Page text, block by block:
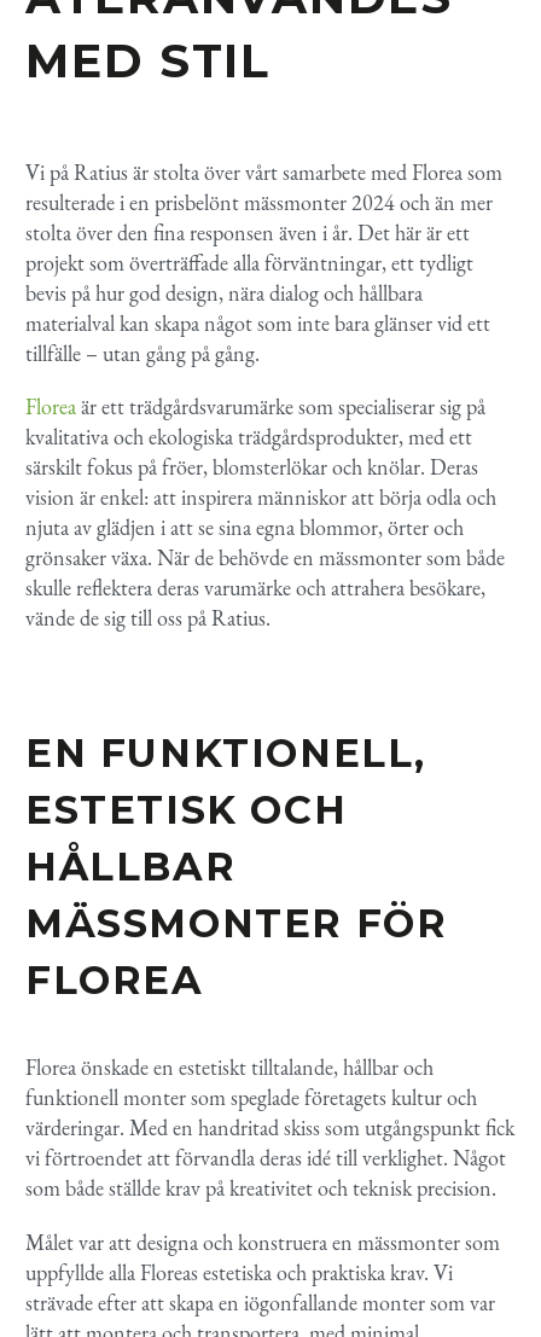
MED STIL
Vi på Ratius är stolta över vårt samarbete med Florea som
resulterade i en prisbelönt mässmonter 2024 och än mer
stolta över den fina responsen även i år. Det här är ett
projekt som överträffade alla förväntningar, ett tydligt
bevis på hur god design, nära dialog och hållbara
materialval kan skapa något som inte bara glänser vid ett
tillfälle – utan gång på gång.
Floreaär ett trädgårdsvarumärke som specialiserar sig på
kvalitativa och ekologiska trädgårdsprodukter, med ett
särskilt fokus på fröer, blomsterlökar och knölar. Deras
vision är enkel: att inspirera människor att börja odla och
njuta av glädjen i att se sina egna blommor, örter och
grönsaker växa. När de behövde en mässmonter som både
skulle reflektera deras varumärke och attrahera besökare,
vände de sig till oss på Ratius.
EN FUNKTIONELL,
ESTETISK OCH
HÅLLBAR
MÄSSMONTER FÖR
FLOREA
Florea önskade en estetiskt tilltalande, hållbar och
funktionell monter som speglade företagets kultur och
värderingar. Med en handritad skiss som utgångspunkt fick
vi förtroendet att förvandla deras idé till verklighet. Något
som både ställde krav på kreativitet och teknisk precision.
Målet var att designa och konstruera en mässmonter som
uppfyllde alla Floreas estetiska och praktiska krav. Vi
strävade efter att skapa en iögonfallande monter som var